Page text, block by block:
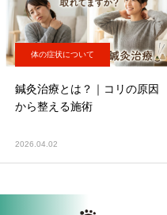
体の症状について
鍼灸治療とは？｜コリの原因
から整える施術
2026.04.02